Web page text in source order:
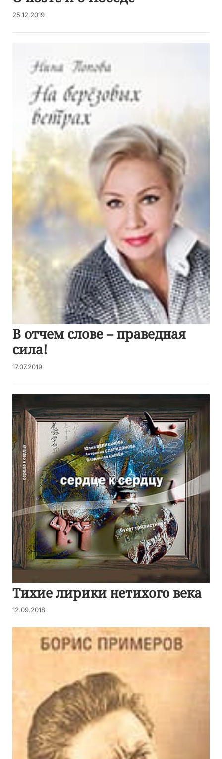
25.12.2019
В отчем слове – праведная
сила!
17.07.2019
Тихие лирики нетихого века
12.09.2018